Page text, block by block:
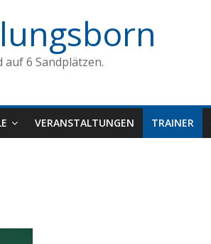
auf 6 Sandplätzen.
VERANSTALTUNGEN TRAINER